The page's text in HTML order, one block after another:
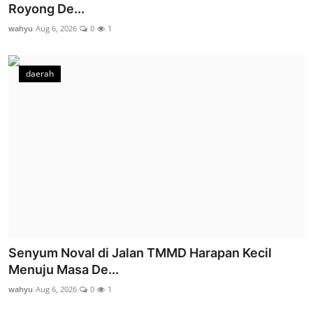
Royong De...
wahyu Aug 6, 2026 0 1
daerah
Senyum Noval di Jalan TMMD Harapan Kecil
Menuju Masa De...
wahyu Aug 6, 2026 0 1